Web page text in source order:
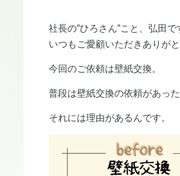
社長の”ひろさん”こと、弘田で
いつもご愛顧いただきありがと
今回のご依頼は壁紙交換。
普段は壁紙交換の依頼があっ
それには理由があるんです。